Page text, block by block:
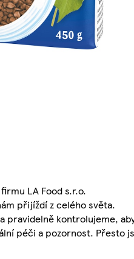
LA Food s.r.o.
přijíždí z celého světa.
pravidelně kontrolujeme,
péči a pozornost. Přesto